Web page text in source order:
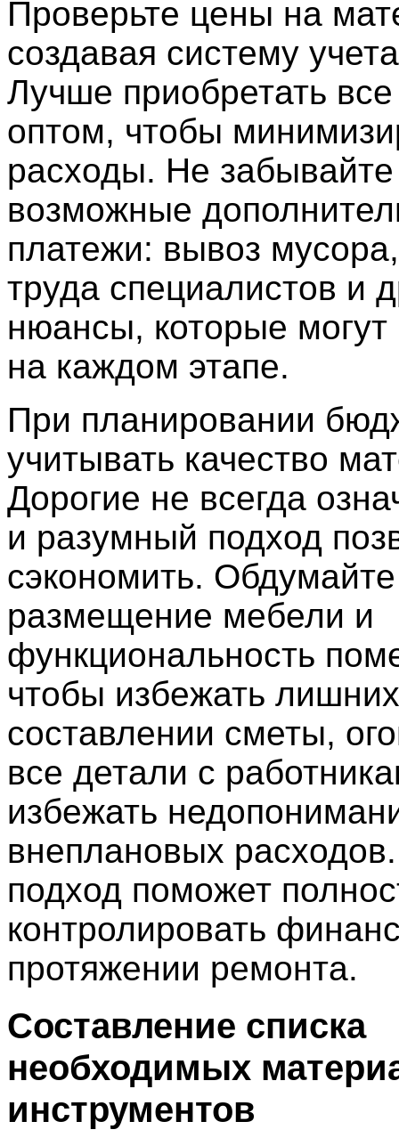
Проверьте цены на
создавая систему
Лучше приобретать все
оптом, чтобы
расходы. Не
возможные
платежи: вывоз
труда специалистов и
нюансы, которые могут
на каждом этапе.
При планировании
учитывать качество
Дорогие не всегда
и разумный подход
сэкономить. Обдумайте
размещение мебели и
функциональность
чтобы избежать
составлении сметы,
все детали с
избежать
внеплановых
подход поможет
контролировать
протяжении ремонта.
Составление списка
необходимых
инструментов